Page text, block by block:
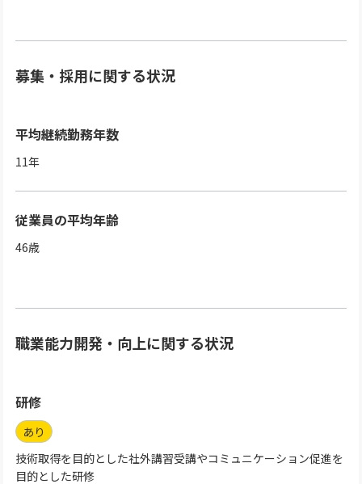
募集・採用に関する状況
平均継続勤務年数
11年
従業員の平均年齢
46歳
職業能力開発・向上に関する状況
研修
あり
技術取得を目的とした社外講習受講やコミュニケーション促進を
目的とした研修